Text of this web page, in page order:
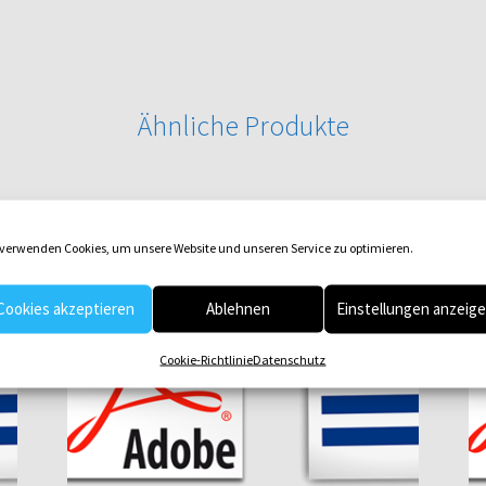
Cookies, um unsere Website und unseren Service zu optimieren.
akzeptieren Ablehnen Einstellungen
Cookie-RichtlinieDatenschutz
Ähnliche Produkte